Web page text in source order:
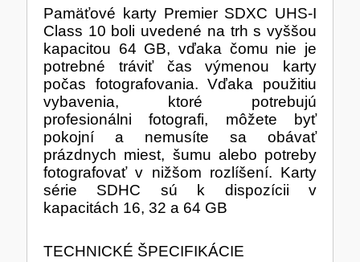
SERVERY
HERNÍ ŽIDLE
MONITORY
WINDOWS SERVER
TONERY A VÁLCE
ZÁLOŽNÍ ZDROJE, EPS
ADAPTÉRY - REDUKCE
PŘÍSLUŠENSTVÍ
PŘÍPRAVA NÁPOJŮ
VAŘENÍ
Pamäťové karty Premier SDXC UHS-I
Class 10 boli uvedené na trh s vyššou
kapacitou 64 GB, vďaka čomu nie je
potrebné tráviť čas výmenou karty
počas fotografovania. Vďaka použitiu
vybavenia, ktoré potrebujú
profesionálni fotografi, môžete byť
pokojní a nemusíte sa obávať
prázdnych miest, šumu alebo potreby
fotografovať v nižšom rozlíšení. Karty
série SDHC sú k dispozícii v
kapacitách 16, 32 a 64 GB
TECHNICKÉ ŠPECIFIKÁCIE